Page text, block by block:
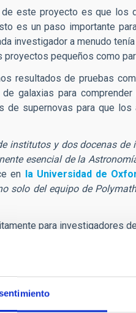
este proyecto es que los
es un paso importante
investigador a menudo
pequeños como
resultados de pruebas
galaxias para
de supernovas para que
institutos y dos docenas
esencial de la
en la Universidad de
solo del equipo de
para investigadores
eficaz.
en la forma de aplicar la
científico del Instituto de